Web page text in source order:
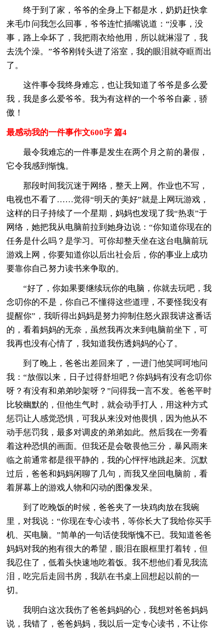
终于到了家，爷爷的全身上下都是水，奶奶赶快拿
来毛巾问我怎么回事，爷爷连忙插嘴说道：“没事，没
事，路上伞坏了，我把雨衣给他用，所以就淋湿了，我
去洗个澡。”爷爷刚转头进了浴室，我的眼泪就夺眶而出
了。
这件事令我终身难忘，也让我知道了爷爷是多么爱
我，我是多么爱爷爷。我为有这样的一个爷爷自豪，骄
傲！
最感动我的一件事作文600字 篇4
最令我难忘的一件事是发生在两个月之前的暑假，
它令我感到惭愧。
那段时间我沉迷于网络，整天上网。作业也不写，
电视也不看了……觉得“明天的'美好”就是上网玩游戏，
这样的日子持续了一个星期，妈妈也发现了我“热衷”于
网络，她把我从电脑前拉到她身边说：“你知道你现在的
任务是什么吗？是学习。可你却整天坐在这台电脑前玩
游戏上网，你要知道你以后出社会后，你的事业上成功
要靠你自己努力读书来争取的。
“好了，你如果要继续玩你的电脑，你就去玩吧，我
念叨你的不是，你自己不懂得这些道理，不要怪我没有
提醒你”，我听得出妈妈是努力抑制住怒火跟我讲这番话
的，看着妈妈的无奈，虽然我再次来到电脑前坐下，可
我再也没有心情了，我知道我伤透妈妈的心了。
到了晚上，爸爸出差回来了，一进门他笑呵呵地问
我：“放假以来，日子过得舒坦吧？你妈妈有没有念叨你
呀？有没有和弟弟吵架呀？”问得我一言不发。爸爸平时
比较幽默的，但他生气时，就会动手打人，用这种方式
惩罚让人感觉恐惧，可我从来没对他畏惧，因为他从不
动手惩罚我，最多对调皮的弟弟如此。然后我在一旁看
着这种恐惧的画面。但我还是会敬畏他三分，暴风雨来
临之前通常都是很平静的，我的心怦怦地跳起来。沉默
过后，爸爸和妈妈闲聊了几句，而我又坐回电脑前，看
着屏幕上的游戏人物和闪动的图像发呆。
到了吃晚饭的时候，爸爸夹了一块鸡肉放在我碗
里，对我说：“你现在专心读书，等你长大了我给你买手
机、买电脑。”简单的一句话使我惭愧不已。我知道爸爸
妈妈对我的抱有很大的希望，眼泪在眼框里打着转，但
我忍住了，低着头快速地吃着饭。我不想他们看见我流
泪，吃完后走回书房，我趴在书桌上回想起以前的一
切。
我明白这次我伤了爸爸妈妈的心，我想对爸爸妈妈
说，我错了，爸爸妈妈，我以后一定专心读书，不让你